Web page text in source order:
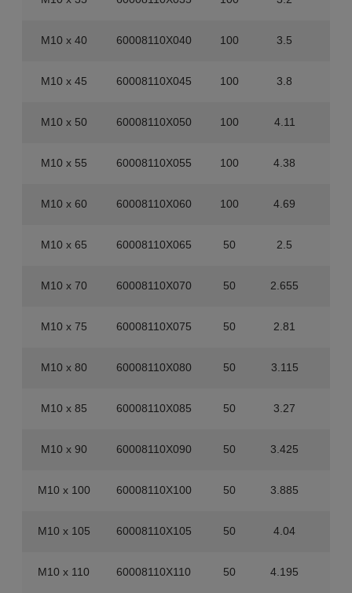
M10 x 40 60008110X040 100 3.5
M10 x 45 60008110X045 100 3.8
M10 x 50 60008110X050 100 4.11
M10 x 55 60008110X055 100 4.38
M10 x 60 60008110X060 100 4.69
M10 x 65 60008110X065 50 2.5
M10 x 70 60008110X070 50 2.655
M10 x 75 60008110X075 50 2.81
M10 x 80 60008110X080 50 3.115
M10 x 85 60008110X085 50 3.27
M10 x 90 60008110X090 50 3.425
M10 x 100 60008110X100 50 3.885
M10 x 105 60008110X105 50 4.04
M10 x 110 60008110X110 50 4.195